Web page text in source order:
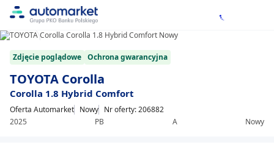
1/13
Zdjęcie poglądowe Ochrona gwarancyjna
TOYOTA Corolla
Corolla 1.8 Hybrid Comfort
Oferta Automarket Nowy
2025
PB A Nowy
Nr oferty: 206882